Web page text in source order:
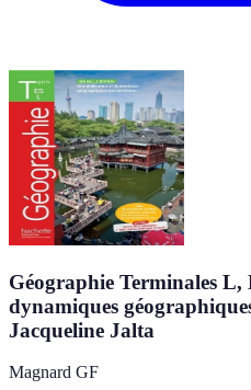
Géographie Terminales
dynamiques
Jacqueline Jalta
Magnard GF